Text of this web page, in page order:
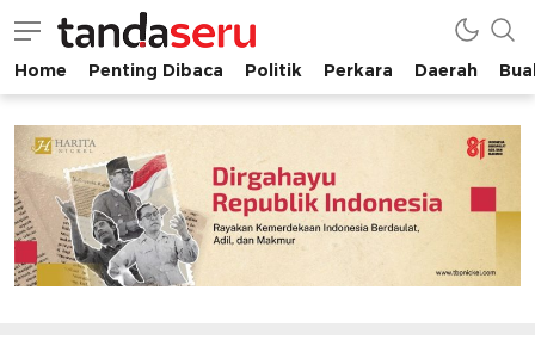
tandaseru.com | Penting Dibaca
tandaseru.com
Home Penting Dibaca Politik Perkara Daerah